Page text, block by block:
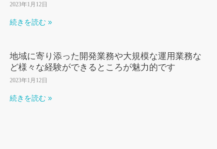
2023年1月12日
続きを読む »
地域に寄り添った開発業務や大規模な運用業務な
ど様々な経験ができるところが魅力的です
2023年1月12日
続きを読む »